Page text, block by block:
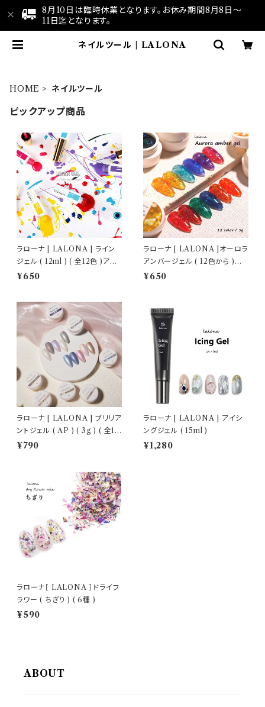
8月10日は臨時休業となります。お休み期間8月8日～
11日迄となります。
ネイルツール | LALONA
HOME ネイルツール
ピックアップ商品
ラローナ [ LALONA ] ライン
ジェル ( 12ml ) ( 全12色 )アー
トジェル/細ブラシ
¥650
ラローナ [ LALONA ]オーロラ
アンバージェル ( 12色から )ジ
ェルネイル/セルフネイル/ネイル
¥650
ラローナ [ LALONA ] ブリリア
ントジェル ( AP ) ( 3g ) ( 全10
色 )
¥790
ラローナ [ LALONA ] アイシ
ングジェル ( 15ml )
¥1,280
ラローナ［ LALONA ］ドライフ
ラワー ( ちぎり ) ( 6種 )
¥590
ABOUT